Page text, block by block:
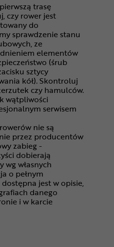
trasę
czy rower jest
do
sprawdzenie stanu
ze
elementów
(śrub
sztycy
kół). Skontroluj
czy hamulców.
wątpliwości
serwisem
nie są
przez producentów
zabieg -
dobierają
wg własnych
o pełnym
jest w opisie,
danego
i w karcie